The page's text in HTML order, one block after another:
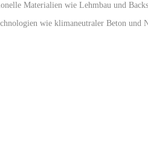
Materialien wie Lehmbau und
wie klimaneutraler Beton und